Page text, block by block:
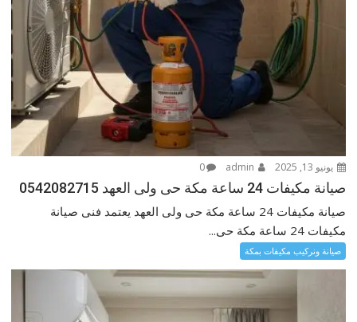
يونيو 13, 2025 0
صيانة مكيفات 24 ساعة مكة حى ولى العهد 0542082715
صيانة مكيفات 24 ساعة مكة حى ولى العهد يعتمد فنى صيانة
مكيفات 24 ساعة مكة حى...
صيانة ونركيب مكيفات بمكة